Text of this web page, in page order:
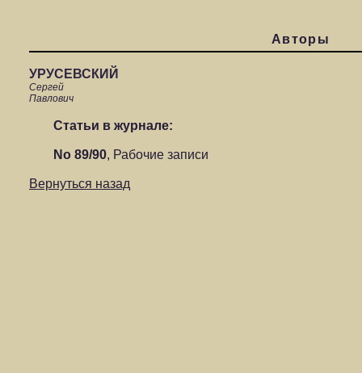
Авторы
УРУСЕВСКИЙ
Сергей
Павлович
Статьи в журнале:
No 89/90, Рабочие записи
Вернуться назад